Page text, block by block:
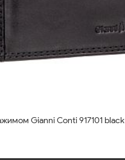
Gianni Conti 917101 black